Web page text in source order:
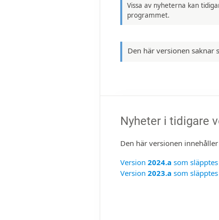
Vissa av nyheterna kan
programmet.
Den här versionen
Nyheter i tidigare
Den här versionen
Version 2024.a som
Version 2023.a som